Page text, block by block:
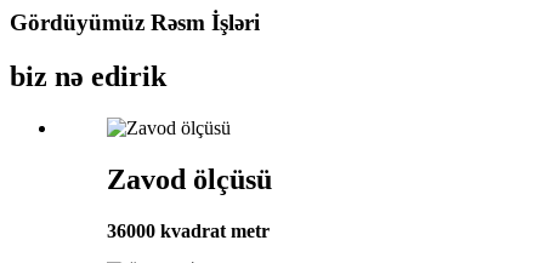
Gördüyümüz Rəsm İşləri
biz nə edirik
Zavod ölçüsü
36000 kvadrat metr